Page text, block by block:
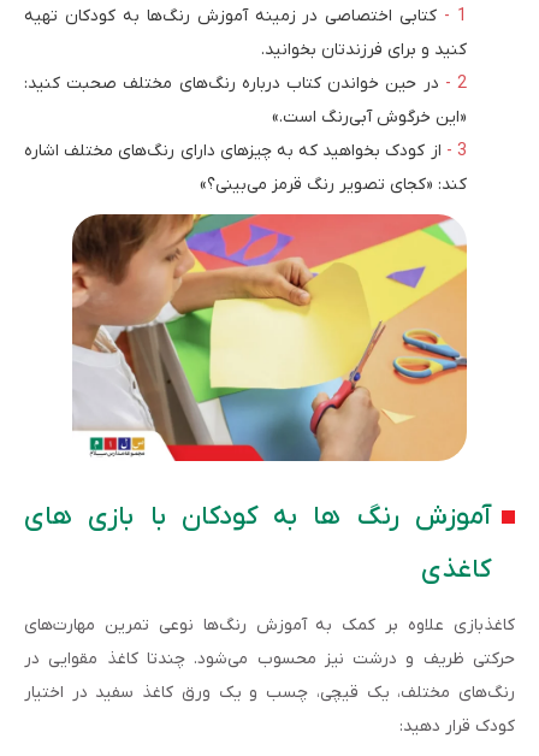
کتابی اختصاصی در زمینه آموزش رنگ‌ها به کودکان تهیه
کنید و برای فرزندتان بخوانید.
در حین خواندن کتاب درباره رنگ‌های مختلف صحبت کنید:
«این خرگوش آبی‌رنگ است.»
از کودک بخواهید که به چیزهای دارای رنگ‌های مختلف اشاره
کند: «کجای تصویر رنگ قرمز می‌بینی؟»
آموزش رنگ ها به کودکان با بازی های
کاغذی
کاغذبازی علاوه بر کمک به آموزش رنگ‌ها نوعی تمرین مهارت‌های
حرکتی ظریف و درشت نیز محسوب می‌شود. چندتا کاغذ مقوایی در
رنگ‌های مختلف، یک قیچی، چسب و یک ورق کاغذ سفید در اختیار
کودک قرار دهید: